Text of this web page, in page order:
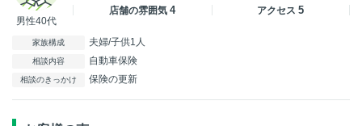
男性40代
店舗の雰囲気4 アクセス5
家族構成 夫婦/子供1人
相談内容 自動車保険
相談のきっかけ 保険の更新